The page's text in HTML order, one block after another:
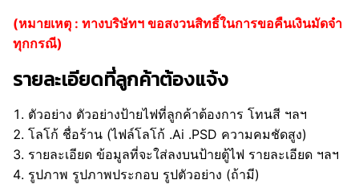
(หมายเหตุ : ทางบริษัทฯ ขอสงวนสิทธิ์ในการขอคืนเงินมัดจำ
ทุกกรณี)
รายละเอียดที่ลูกค้าต้องแจ้ง
ตัวอย่าง ตัวอย่างป้ายไฟที่ลูกค้าต้องการ โทนสี ฯลฯ
โลโก้ ชื่อร้าน (ไฟล์โลโก้ .Ai .PSD ความคมชัดสูง)
รายละเอียด ข้อมูลที่จะใส่ลงบนป้ายตู้ไฟ รายละเอียด ฯลฯ
รูปภาพ รูปภาพประกอบ รูปตัวอย่าง (ถ้ามี)